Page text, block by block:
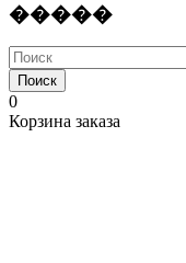
�����
Поиск
0
Корзина заказа